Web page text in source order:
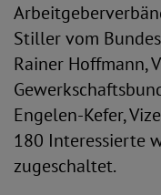
Stiller vom
Rainer Hoffmann,
Engelen-Kefer,
180 Interessierte
zugeschaltet.